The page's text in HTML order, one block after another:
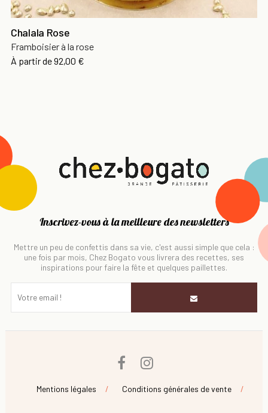
Chalala Rose
Framboisier à la rose
À partir de92,00 €
Inscrivez-vous à la meilleure des newsletters
Mettre un peu de confettis dans sa vie, c'est aussi simple que cela :
une fois par mois, Chez Bogato vous livrera des recettes, ses
inspirations pour faire la fête et quelques paillettes.
Facebook
Mentions légales Conditions générales de vente